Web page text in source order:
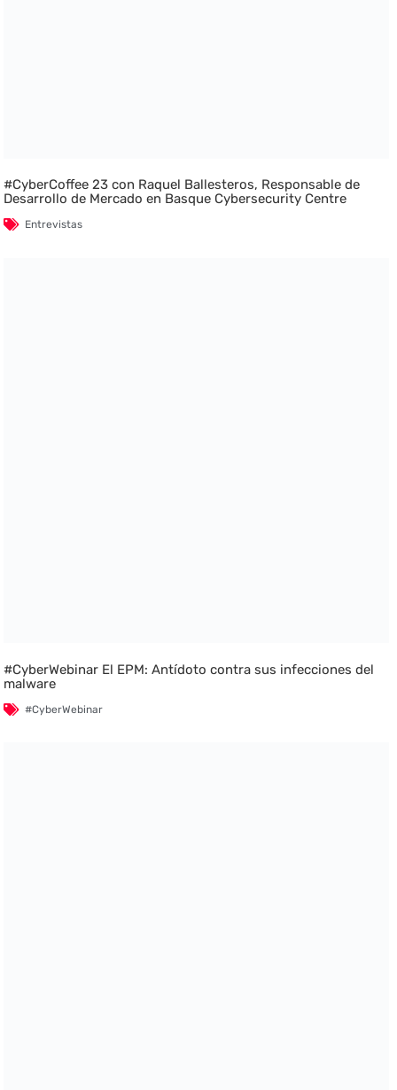
#CyberCoffee 23 con Raquel Ballesteros, Responsable de
Desarrollo de Mercado en Basque Cybersecurity Centre
Entrevistas
#CyberWebinar El EPM: Antídoto contra sus infecciones del
malware
#CyberWebinar